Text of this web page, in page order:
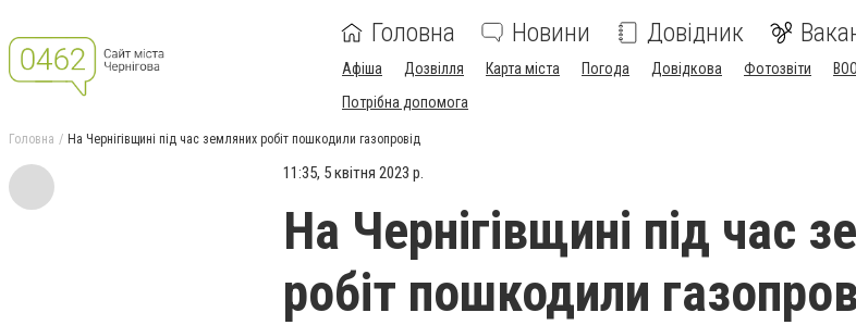
Головна Новини Довідник
Афіша Дозвілля Карта міста Погода Довідкова Фотозвіти
Потрібна допомога
Головна На Чернігівщині під час земляних робіт пошкодили газопровід
11:35, 5 квітня 2023 р.
На Чернігівщині під час
робіт пошкодили